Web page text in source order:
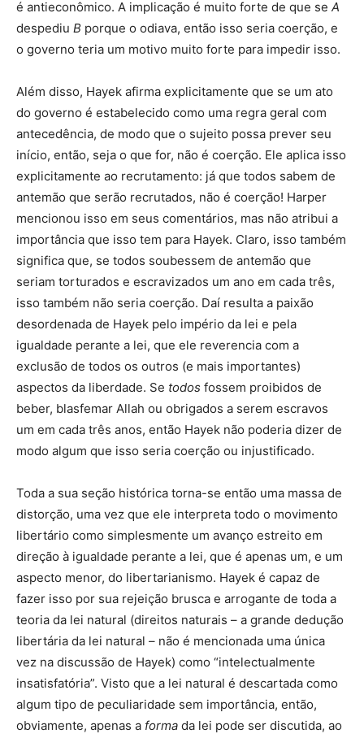
é antieconômico. A implicação é muito forte de que se A
despediu B porque o odiava, então isso seria coerção, e
o governo teria um motivo muito forte para impedir isso.
Além disso, Hayek afirma explicitamente que se um ato
do governo é estabelecido como uma regra geral com
antecedência, de modo que o sujeito possa prever seu
início, então, seja o que for, não é coerção. Ele aplica isso
explicitamente ao recrutamento: já que todos sabem de
antemão que serão recrutados, não é coerção! Harper
mencionou isso em seus comentários, mas não atribui a
importância que isso tem para Hayek. Claro, isso também
significa que, se todos soubessem de antemão que
seriam torturados e escravizados um ano em cada três,
isso também não seria coerção. Daí resulta a paixão
desordenada de Hayek pelo império da lei e pela
igualdade perante a lei, que ele reverencia com a
exclusão de todos os outros (e mais importantes)
aspectos da liberdade. Se todos fossem proibidos de
beber, blasfemar Allah ou obrigados a serem escravos
um em cada três anos, então Hayek não poderia dizer de
modo algum que isso seria coerção ou injustificado.
Toda a sua seção histórica torna-se então uma massa de
distorção, uma vez que ele interpreta todo o movimento
libertário como simplesmente um avanço estreito em
direção à igualdade perante a lei, que é apenas um, e um
aspecto menor, do libertarianismo. Hayek é capaz de
fazer isso por sua rejeição brusca e arrogante de toda a
teoria da lei natural (direitos naturais – a grande dedução
libertária da lei natural – não é mencionada uma única
vez na discussão de Hayek) como “intelectualmente
insatisfatória”. Visto que a lei natural é descartada como
algum tipo de peculiaridade sem importância, então,
obviamente, apenas a forma da lei pode ser discutida, ao